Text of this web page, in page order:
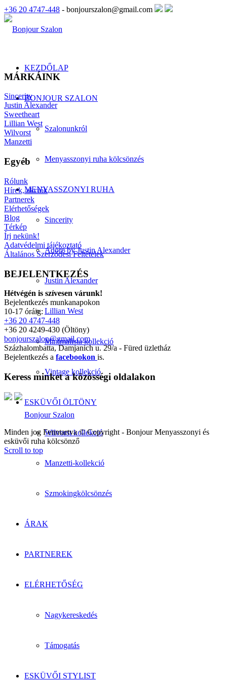
+36 20 4747-448 - bonjourszalon@gmail.com
KEZDŐLAP
BONJOUR SZALON
Szalonunkról
Menyasszonyi ruha kölcsönzés
MENYASSZONYI RUHA
Sincerity
Adore by Justin Alexander
Justin Alexander
Lillian West
Minimalista kollekció
Vintage kollekció
ESKÜVŐI ÖLTÖNY
Wilvorst kollekció
Manzetti-kollekció
Szmokingkölcsönzés
ÁRAK
PARTNEREK
ELÉRHETŐSÉG
Nagykereskedés
Támogatás
ESKÜVŐI STYLIST
MÁRKÁINK
Sincerity
Justin Alexander
Sweetheart
Lillian West
Wilvorst
Manzetti
Egyéb
Rólunk
Hírek, akciók
Partnerek
Elérhetőségek
Blog
Térkép
Írj nekünk!
Adatvédelmi tájékoztató
Általános Szerződési Feltételek
BEJELENTKEZÉS
Hétvégén is szívesen várunk!
Bejelentkezés munkanapokon
10-17 óráig:
+36 20 4747-448
+36 20 4249-430 (Öltöny)
bonjourszalon@gmail.com
Százhalombatta, Damjanich u. 29/a - Füred üzletház
Bejelentkezés a facebookon is.
Keress minket a közösségi oldalakon
Bonjour Szalon
Minden jog Fenntartva © Copyright - Bonjour Menyasszonyi és
esküvői ruha kölcsönző
Scroll to top